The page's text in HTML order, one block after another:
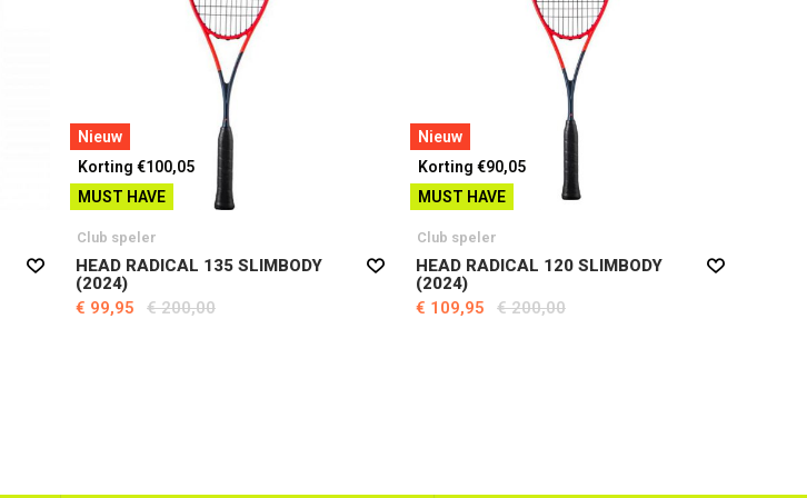
Nieuw
Korting €100,05
MUST HAVE
Club speler
HEAD RADICAL 135 SLIMBODY
(2024)
€ 99,95
€ 200,00
Nieuw
Korting €90,05
MUST HAVE
Club speler
HEAD RADICAL 120 SLIMBODY
(2024)
€ 109,95
€ 200,00